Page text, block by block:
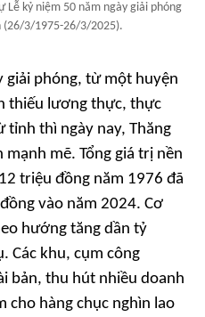
Lễ kỷ niệm 50 năm ngày giải phóng
(26/3/1975-26/3/2025).
giải phóng, từ một huyện
thiếu lương thực, thực
tỉnh thì ngày nay, Thăng
mẽ. Tổng giá trị nền
triệu đồng năm 1976 đã
vào năm 2024. Cơ
hướng tăng dần tỷ
Các khu, cụm công
bản, thu hút nhiều doanh
cho hàng chục nghìn lao